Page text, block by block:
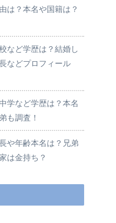
は？本名や国籍は？
など学歴は？結婚し
などプロフィール
学など学歴は？本名
も調査！
や年齢本名は？兄弟
は金持ち？